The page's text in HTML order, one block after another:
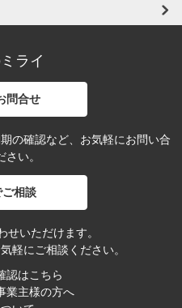
ライ
問合せ
の確認など、お気軽にお問い合
さい。
相談
せいただけます。
軽にご相談ください。
認はこちら
業主様の方へ